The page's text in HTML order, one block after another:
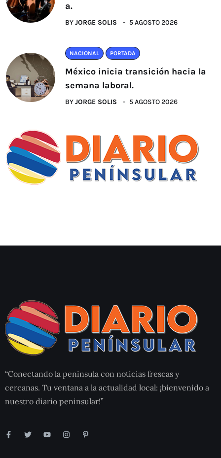
a.
BYJORGE SOLIS 5 AGOSTO 2026
NACIONAL PORTADA
México inicia transición hacia la
semana laboral.
BYJORGE SOLIS 5 AGOSTO 2026
“Conectando la peninsula con noticias frescas y
cercanas. Tu ventana a la actualidad local: ¡bienvenido a
nuestro diario peninsular!”